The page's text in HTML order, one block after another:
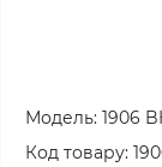
Модель: 1906
Код товару: